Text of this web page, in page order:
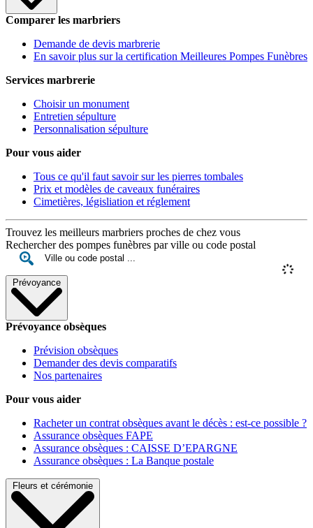
Comparer les marbriers
Demande de devis marbrerie
En savoir plus sur la certification Meilleures Pompes Funèbres
Services marbrerie
Choisir un monument
Entretien sépulture
Personnalisation sépulture
Pour vous aider
Tous ce qu'il faut savoir sur les pierres tombales
Prix et modèles de caveaux funéraires
Cimetières, législiation et réglement
Trouvez les meilleurs marbriers proches de chez vous
Rechercher des pompes funèbres par ville ou code postal
Prévoyance
Prévoyance obsèques
Prévision obsèques
Demander des devis comparatifs
Nos partenaires
Pour vous aider
Racheter un contrat obsèques avant le décès : est-ce possible ?
Assurance obsèques FAPE
Assurance obsèques : CAISSE D’EPARGNE
Assurance obsèques : La Banque postale
Fleurs et cérémonie